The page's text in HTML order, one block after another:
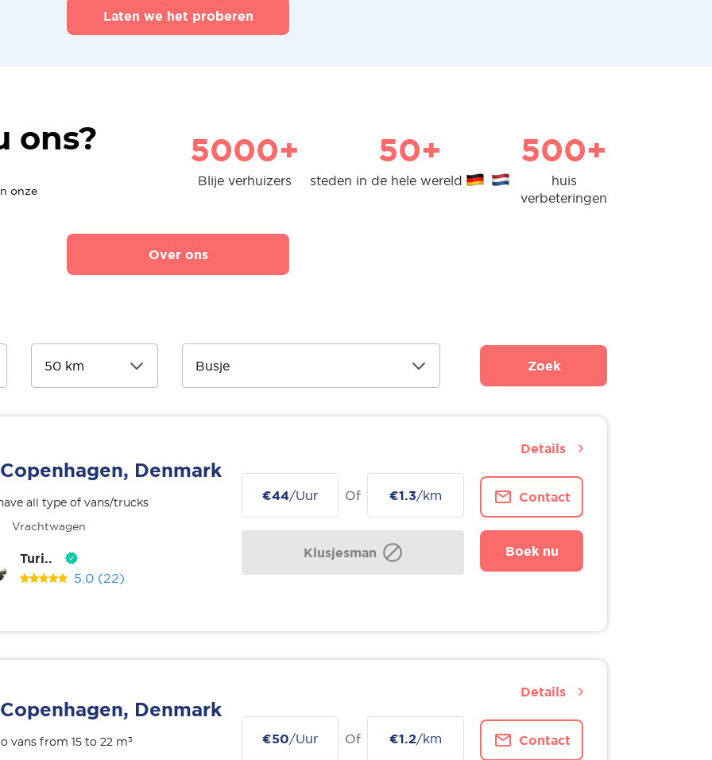
Laten we het proberen
ons?
onze
5000+
Blije verhuizers
50+
steden in de hele wereld
500+
huis
verbeteringen
Over ons
Zoek
Copenhagen, Denmark
all type of vans/trucks
Vrachtwagen
Turi..
5.0 (22)
€44/Uur Of €1.3/km
Klusjesman
Contact
Boek nu
Details
Copenhagen, Denmark
vans from 15 to 22 m³ €50/Uur Of €1.2/km Contact
Details